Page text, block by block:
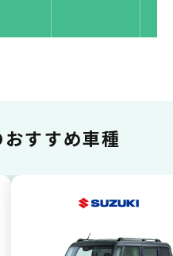
還元
すすめ車種